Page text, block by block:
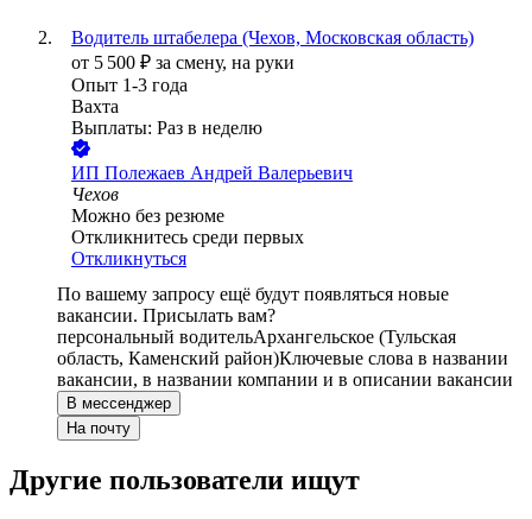
Водитель штабелера (Чехов, Московская область)
от 5 500 ₽ за смену, на руки
Опыт 1-3 года
Вахта
Выплаты: Раз в неделю
ИП Полежаев Андрей Валерьевич
Чехов
Можно без резюме
Откликнитесь среди первых
Откликнуться
По вашему запросу ещё будут появляться новые
вакансии. Присылать вам?
персональный водительАрхангельское (Тульская
область, Каменский район)Ключевые слова в названии
вакансии, в названии компании и в описании вакансии
В мессенджер
На почту
Другие пользователи ищут